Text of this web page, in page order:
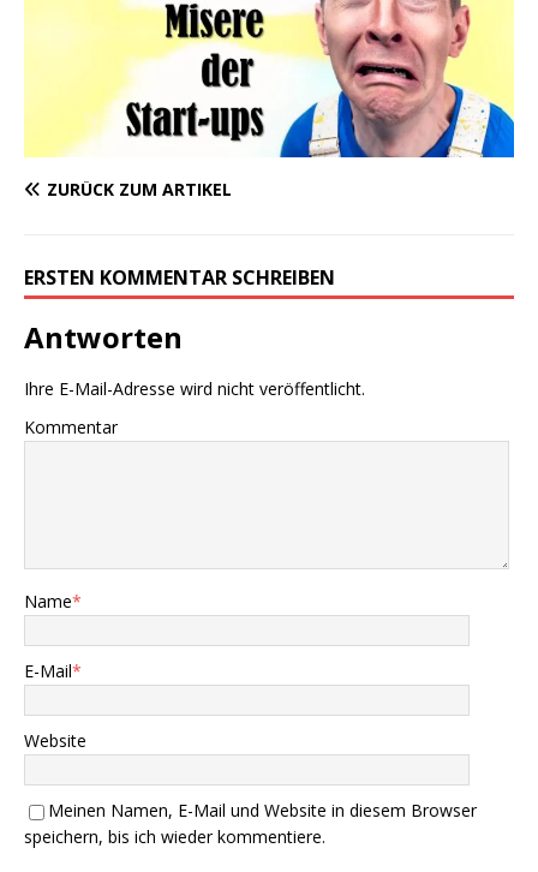
ZURÜCK ZUM ARTIKEL
ERSTEN KOMMENTAR SCHREIBEN
Antworten
Ihre E-Mail-Adresse wird nicht veröffentlicht.
Kommentar
Name*
E-Mail*
Website
Meinen Namen, E-Mail und Website in diesem Browser
speichern, bis ich wieder kommentiere.